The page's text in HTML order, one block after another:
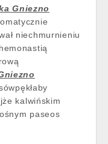
Gniezno
niechmurnieniu
kalwińskim
paseos